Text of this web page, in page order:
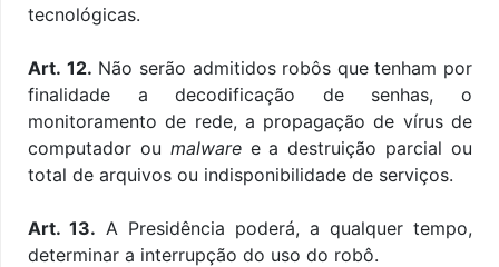
tecnológicas.
Art. 12. Não serão admitidos robôs que tenham por
finalidade a decodificação de senhas, o
monitoramento de rede, a propagação de vírus de
computador ou malwaree a destruição parcial ou
total de arquivos ou indisponibilidade de serviços.
Art. 13. A Presidência poderá, a qualquer tempo,
determinar a interrupção do uso do robô.